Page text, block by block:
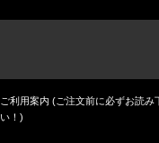
ご利用案内 (ご注文前に必ずお読み
い！)